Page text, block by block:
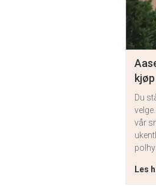
Du
vår
Les